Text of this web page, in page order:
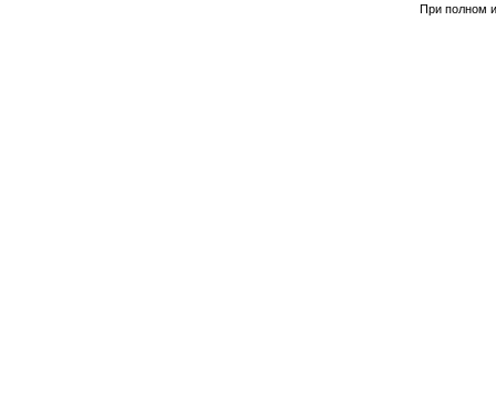
При полном